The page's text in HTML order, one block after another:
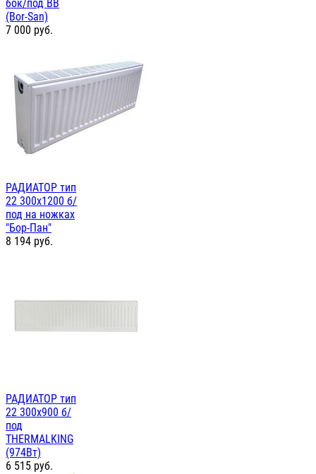
бок/под BB
(Bor-San)
7 000 руб.
РАДИАТОР тип
22 300х1200 б/
под на ножках
"Бор-Пан"
8 194 руб.
РАДИАТОР тип
22 300х900 б/
под
THERMALKING
(974Вт)
6 515 руб.